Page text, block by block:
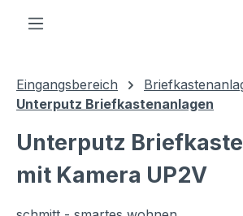
Eingangsbereich
Unterputz Briefkastenanlagen
Unterputz
mit Kamera UP2V